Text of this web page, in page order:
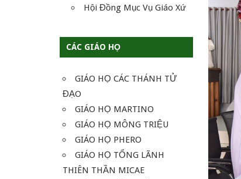
Hội Đồng Mục Vụ Giáo Xứ
CÁC GIÁO HỌ
GIÁO HỌ CÁC THÁNH TỬ
ĐẠO
GIÁO HỌ MARTINO
GIÁO HỌ MÔNG TRIỆU
GIÁO HỌ PHERO
GIÁO HỌ TỔNG LÃNH
THIÊN THẦN MICAE